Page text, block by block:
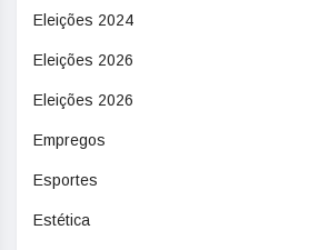
Eleições 2024
Eleições 2026
Eleições 2026
Empregos
Esportes
Estética